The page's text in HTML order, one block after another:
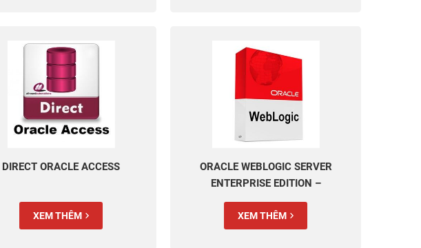
DIRECT ORACLE ACCESS
XEM THÊM
ORACLE WEBLOGIC SERVER
ENTERPRISE EDITION –
PROCESSOR PERPETUAL
XEM THÊM